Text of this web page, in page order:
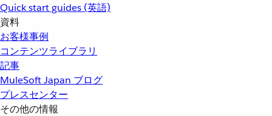
Quick start guides (英語)
資料
お客様事例
コンテンツライブラリ
記事
MuleSoft Japan ブログ
プレスセンター
その他の情報